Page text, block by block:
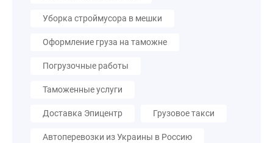
Уборка строймусора в мешки
Оформление груза на таможне
Погрузочные работы
Таможенные услуги
Доставка Эпицентр Грузовое такси
Автоперевозки из Украины в Россию